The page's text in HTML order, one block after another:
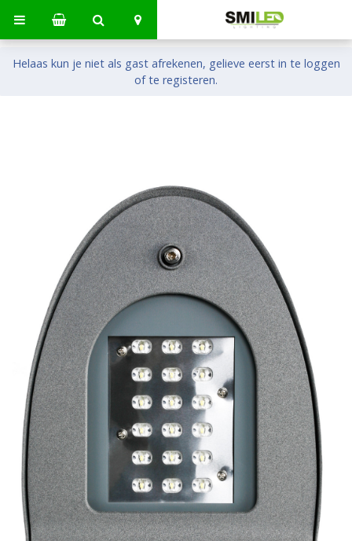
Helaas kun je niet als gast afrekenen, gelieve eerst in te loggen
of te registeren.